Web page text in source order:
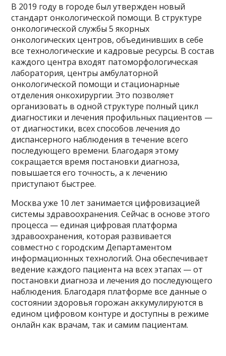
В 2019 году в городе был утвержден новый
стандарт онкологической помощи. В структуре
онкологической службы 5 якорных
онкологических центров, объединивших в себе
все технологические и кадровые ресурсы. В состав
каждого центра входят патоморфологическая
лаборатория, центры амбулаторной
онкологической помощи и стационарные
отделения онкохирургии. Это позволяет
организовать в одной структуре полный цикл
диагностики и лечения профильных пациентов —
от диагностики, всех способов лечения до
диспансерного наблюдения в течение всего
последующего времени. Благодаря этому
сокращается время постановки диагноза,
повышается его точность, а к лечению
приступают быстрее.
Москва уже 10 лет занимается цифровизацией
системы здравоохранения. Сейчас в основе этого
процесса — единая цифровая платформа
здравоохранения, которая развивается
совместно с городским Департаментом
информационных технологий. Она обеспечивает
ведение каждого пациента на всех этапах — от
постановки диагноза и лечения до последующего
наблюдения. Благодаря платформе все данные о
состоянии здоровья горожан аккумулируются в
едином цифровом контуре и доступны в режиме
онлайн как врачам, так и самим пациентам.